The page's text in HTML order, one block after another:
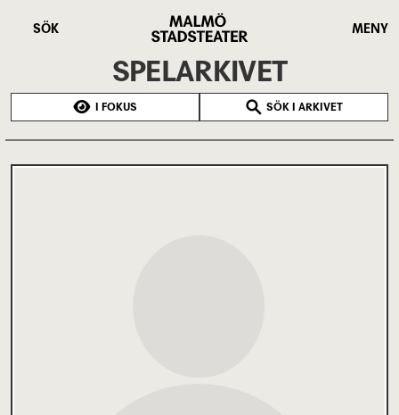
SÖK
Stadsteater
MENY
SPELARKIVET
I FOKUS SÖK I ARKIVET